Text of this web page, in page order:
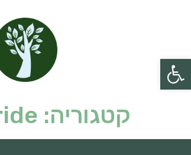
פתח סרגל נגישות
קטגוריה: